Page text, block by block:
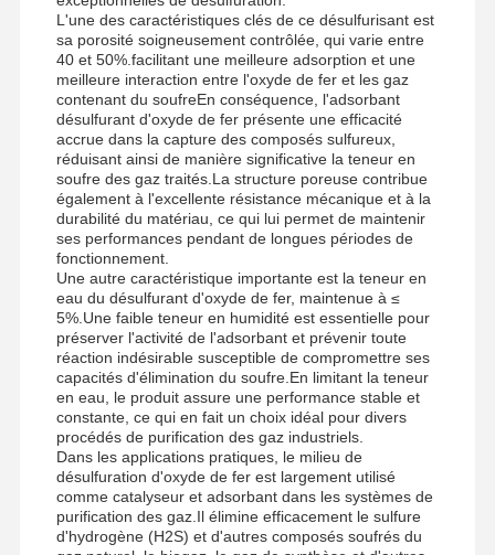
L'une des caractéristiques clés de ce désulfurisant est
sa porosité soigneusement contrôlée, qui varie entre
40 et 50%.facilitant une meilleure adsorption et une
meilleure interaction entre l'oxyde de fer et les gaz
contenant du soufreEn conséquence, l'adsorbant
désulfurant d'oxyde de fer présente une efficacité
accrue dans la capture des composés sulfureux,
réduisant ainsi de manière significative la teneur en
soufre des gaz traités.La structure poreuse contribue
également à l'excellente résistance mécanique et à la
durabilité du matériau, ce qui lui permet de maintenir
ses performances pendant de longues périodes de
fonctionnement.
Une autre caractéristique importante est la teneur en
eau du désulfurant d'oxyde de fer, maintenue à ≤
5%.Une faible teneur en humidité est essentielle pour
préserver l'activité de l'adsorbant et prévenir toute
réaction indésirable susceptible de compromettre ses
capacités d'élimination du soufre.En limitant la teneur
en eau, le produit assure une performance stable et
constante, ce qui en fait un choix idéal pour divers
procédés de purification des gaz industriels.
Dans les applications pratiques, le milieu de
désulfuration d'oxyde de fer est largement utilisé
comme catalyseur et adsorbant dans les systèmes de
purification des gaz.Il élimine efficacement le sulfure
d'hydrogène (H2S) et d'autres composés soufrés du